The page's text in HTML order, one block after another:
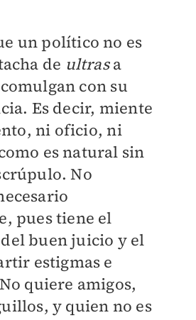
un político no es
de ultrasa
con su
Es decir, miente
ni oficio, ni
es natural sin
No
pues tiene el
buen juicio y el
estigmas e
quiere amigos,
y quien no es